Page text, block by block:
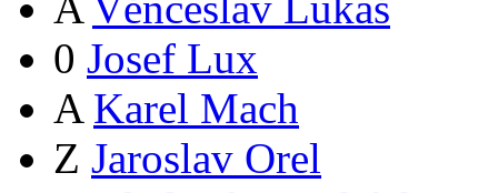
0 Josef Lux
A Karel Mach
Z Jaroslav Orel